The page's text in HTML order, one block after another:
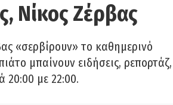
Νίκος Ζέρβας
«σερβίρουν» το καθημερινό
μπαίνουν ειδήσεις, ρεπορτάζ,
20:00 με 22:00.